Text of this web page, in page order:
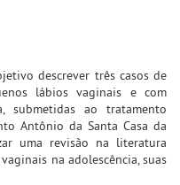
descrever três casos de
lábios vaginais e com
submetidas ao tratamento
Antônio da Santa Casa da
uma revisão na literatura
na adolescência, suas